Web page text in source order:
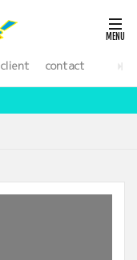
client contact